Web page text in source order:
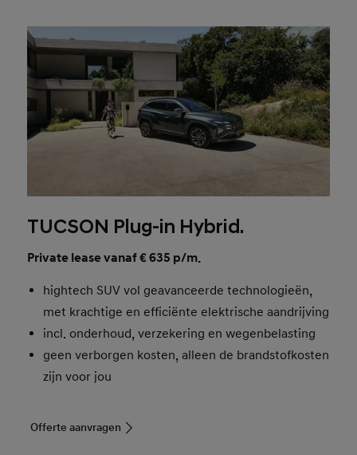
TUCSON Plug-in Hybrid.
Private lease vanaf € 635 p/m.
hightech SUV vol geavanceerde technologieën,
met krachtige en efficiënte elektrische aandrijving
incl. onderhoud, verzekering en wegenbelasting
geen verborgen kosten, alleen de brandstofkosten
zijn voor jou
Offerte aanvragen